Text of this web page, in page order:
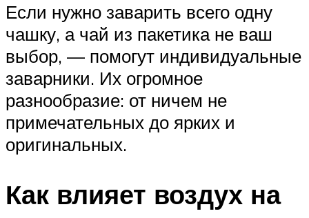
Если нужно заварить всего одну
чашку, а чай из пакетика не ваш
выбор, — помогут индивидуальные
заварники. Их огромное
разнообразие: от ничем не
примечательных до ярких и
оригинальных.
Как влияет воздух на